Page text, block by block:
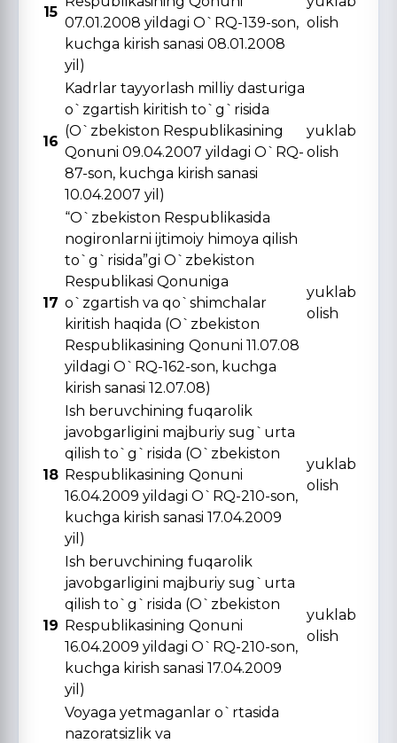
15
07.01.2008 yildagi O`RQ-139-son,
kuchga kirish sanasi 08.01.2008
yil)
olish
16
Kadrlar tayyorlash milliy dasturiga
o`zgartish kiritish to`g`risida
(O`zbekiston Respublikasining
Qonuni 09.04.2007 yildagi O`RQ-
87-son, kuchga kirish sanasi
10.04.2007 yil)
yuklab
olish
17
“O`zbekiston Respublikasida
nogironlarni ijtimoiy himoya qilish
to`g`risida”gi O`zbekiston
Respublikasi Qonuniga
o`zgartish va qo`shimchalar
kiritish haqida (O`zbekiston
Respublikasining Qonuni 11.07.08
yildagi O`RQ-162-son, kuchga
kirish sanasi 12.07.08)
yuklab
olish
18
Ish beruvchining fuqarolik
javobgarligini majburiy sug`urta
qilish to`g`risida (O`zbekiston
Respublikasining Qonuni
16.04.2009 yildagi O`RQ-210-son,
kuchga kirish sanasi 17.04.2009
yil)
yuklab
olish
19
Ish beruvchining fuqarolik
javobgarligini majburiy sug`urta
qilish to`g`risida (O`zbekiston
Respublikasining Qonuni
16.04.2009 yildagi O`RQ-210-son,
kuchga kirish sanasi 17.04.2009
yil)
yuklab
olish
Voyaga yetmaganlar o`rtasida
nazoratsizlik va